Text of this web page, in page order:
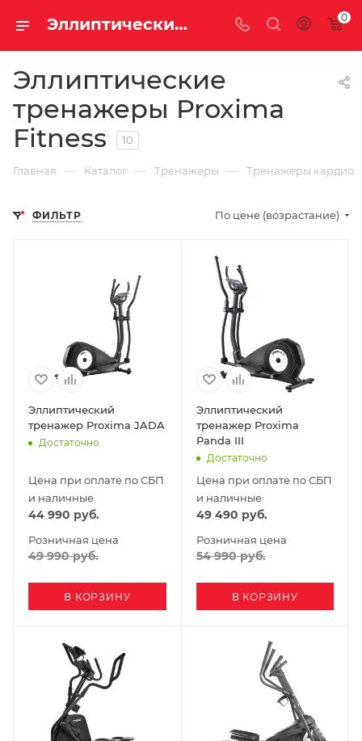
Эллиптические тренажеры Proxima Fitness 0
Эллиптические
тренажеры Proxima
Fitness
10
Главная — Каталог — Тренажеры — Тренажеры кардио
ФИЛЬТР По цене (возрастание)
Эллиптический
тренажер Proxima JADA
Достаточно
Цена при оплате по СБП
и наличные
44 990 руб.
Розничная цена
49 990руб.
В КОРЗИНУ
Эллиптический
тренажер Proxima
Panda III
Достаточно
Цена при оплате по СБП
и наличные
49 490 руб.
Розничная цена
54 990руб.
В КОРЗИНУ